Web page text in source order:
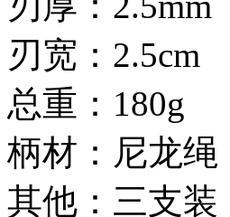
刃宽：2.5cm
总重：180g
柄材：尼龙绳
其他：三支装